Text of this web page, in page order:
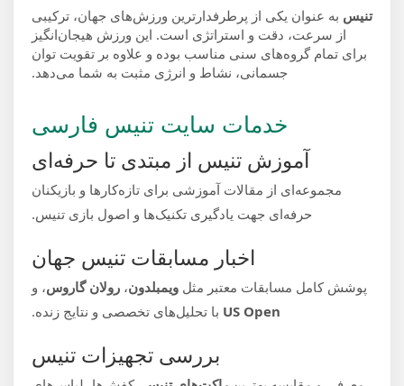
تنیس به عنوان یکی از پرطرفدارترین ورزش‌های جهان، ترکیبی
از سرعت، دقت و استراتژی است. این ورزش هیجان‌انگیز
برای تمام گروه‌های سنی مناسب بوده و علاوه بر تقویت توان
جسمانی، نشاط و انرژی مثبت به شما می‌دهد.
خدمات سایت تنیس فارسی
آموزش تنیس از مبتدی تا حرفه‌ای
مجموعه‌ای از مقالات آموزشی برای تازه‌کارها و بازیکنان
حرفه‌ای جهت یادگیری تکنیک‌ها و اصول بازی تنیس.
اخبار مسابقات تنیس جهان
پوشش کامل مسابقات معتبر مثل ویمبلدون، رولان گاروس، و
US Open با تحلیل‌های تخصصی و نتایج زنده.
بررسی تجهیزات تنیس